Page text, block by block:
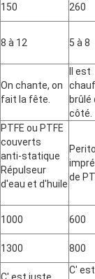
150 260
8 à 12 5 à 8
On chante, on
fait la fête.
Il est
brûlé
côté.
PTFE ou PTFE
couverts
anti-statique
Répulseur
d'eau et d'huile
de
1000 600
1300 800
C' est